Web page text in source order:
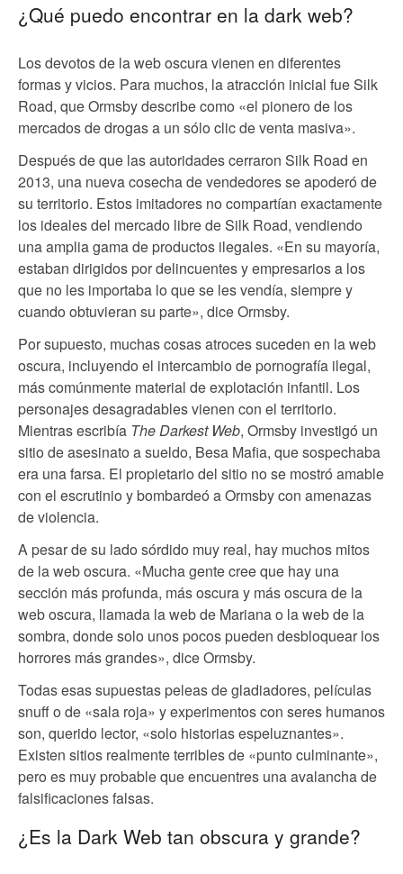
¿Qué puedo encontrar en la dark web?
Los devotos de la web oscura vienen en diferentes
formas y vicios. Para muchos, la atracción inicial fue Silk
Road, que Ormsby describe como «el pionero de los
mercados de drogas a un sólo clic de venta masiva».
Después de que las autoridades cerraron Silk Road en
2013, una nueva cosecha de vendedores se apoderó de
su territorio. Estos imitadores no compartían exactamente
los ideales del mercado libre de Silk Road, vendiendo
una amplia gama de productos ilegales. «En su mayoría,
estaban dirigidos por delincuentes y empresarios a los
que no les importaba lo que se les vendía, siempre y
cuando obtuvieran su parte», dice Ormsby.
Por supuesto, muchas cosas atroces suceden en la web
oscura, incluyendo el intercambio de pornografía ilegal,
más comúnmente material de explotación infantil. Los
personajes desagradables vienen con el territorio.
Mientras escribía The Darkest Web, Ormsby investigó un
sitio de asesinato a sueldo, Besa Mafia, que sospechaba
era una farsa. El propietario del sitio no se mostró amable
con el escrutinio y bombardeó a Ormsby con amenazas
de violencia.
A pesar de su lado sórdido muy real, hay muchos mitos
de la web oscura. «Mucha gente cree que hay una
sección más profunda, más oscura y más oscura de la
web oscura, llamada la web de Mariana o la web de la
sombra, donde solo unos pocos pueden desbloquear los
horrores más grandes», dice Ormsby.
Todas esas supuestas peleas de gladiadores, películas
snuff o de «sala roja» y experimentos con seres humanos
son, querido lector, «solo historias espeluznantes».
Existen sitios realmente terribles de «punto culminante»,
pero es muy probable que encuentres una avalancha de
falsificaciones falsas.
¿Es la Dark Web tan obscura y grande?